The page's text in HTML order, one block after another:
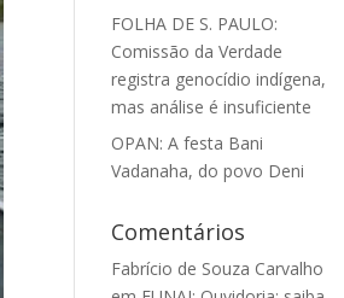
FOLHA DE S. PAULO:
Comissão da Verdade
registra genocídio indígena,
mas análise é insuficiente
OPAN: A festa Bani
Vadanaha, do povo Deni
Comentários
Fabrício de Souza Carvalho